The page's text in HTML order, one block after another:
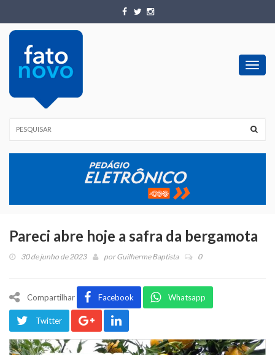
Pareci abre hoje a safra da bergamota
30 de junho de 2023 porGuilherme Baptista 0
Compartilhar Facebook Whatsapp
Twitter